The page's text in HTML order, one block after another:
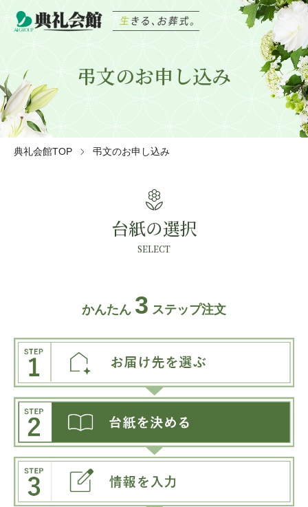
弔文のお申し込み
典礼会館TOP 弔文のお申し込み
local_florist
台紙の選択
SELECT
かんたん 3 ステップ注文